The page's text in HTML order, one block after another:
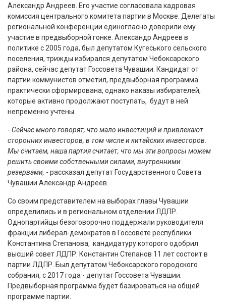
Александр Андреев. Его участие согласовала кадровая
комиссия центрального комитета партии в Москве. Делегаты
региональной конференции единогласно доверили ему
участие в предвыборной гонке. Александр Андреев в
политике с 2005 года, был депутатом Кугеського сельского
поселения, трижды избирался депутатом Чебоксарского
района, сейчас депутат Госсовета Чувашии. Кандидат от
партии коммунистов отметил, предвыборная программа
практически сформирована, однако наказы избирателей,
которые активно продолжают поступать, будут в ней
непременно учтены.
- Сейчас много говорят, что мало инвестиций и привлекают
сторонних инвесторов, в том числе и китайских инвесторов.
Мы считаем, наша партия считает, что мы эти вопросы можем
решить своими собственными силами, внутренними
резервами, - рассказал депутат Государственного Совета
Чувашии Александр Андреев.
Со своим представителем на выборах главы Чувашии
определились и в региональном отделении ЛДПР.
Однопартийцы безоговорочно поддержали руководителя
фракции либерал-демократов в Госсовете республики
Константина Степанова, кандидатуру которого одобрил
высший совет ЛДПР. Константин Степанов 11 лет состоит в
партии ЛДПР. Был депутатом Чебоксарского городского
собрания, с 2017 года - депутат Госсовета Чувашии.
Предвыборная программа будет базироваться на общей
программе партии.